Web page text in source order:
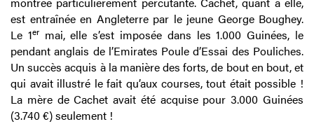
est entraînée en Angleterre par le jeune George Boughey.
Le 1ermai, elle s’est imposée dans les 1.000 Guinées, le
pendant anglais de l’Emirates Poule d’Essai des Pouliches.
Un succès acquis à la manière des forts, de bout en bout, et
qui avait illustré le fait qu’aux courses, tout était possible !
La mère de Cachet avait été acquise pour 3.000 Guinées
(3.740 €) seulement !